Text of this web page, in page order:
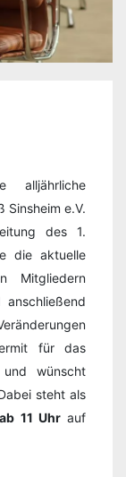
Sinsheim e.V.
des 1.
die aktuelle
Mitgliedern
für das
und wünscht
steht als
11 Uhr auf